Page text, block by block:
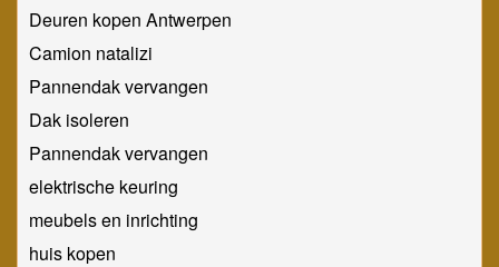
Deuren kopen Antwerpen
Camion natalizi
Pannendak vervangen
Dak isoleren
Pannendak vervangen
elektrische keuring
meubels en inrichting
huis kopen